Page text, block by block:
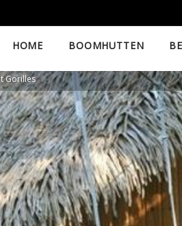
HOME BOOMHUTTEN
Gorilles